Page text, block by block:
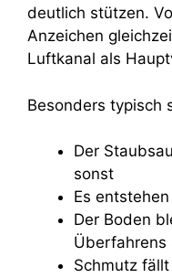
deutlich stützen.
Anzeichen
Luftkanal als
Besonders typisch
Der
sonst
Es
Der Boden
Überfahrens
Schmutz